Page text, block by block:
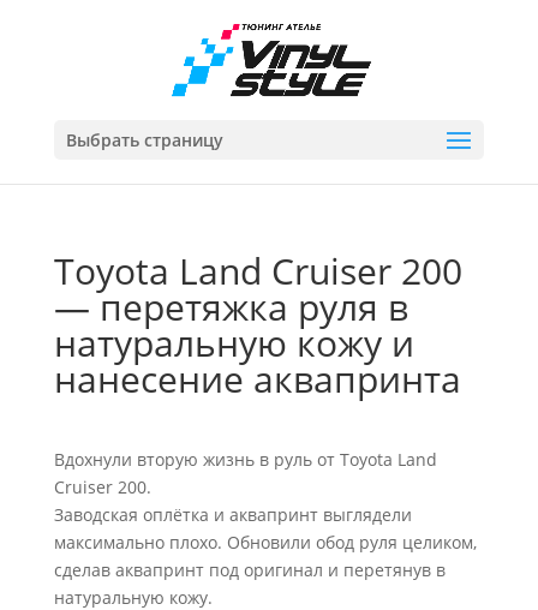
Выбрать страницу
Toyota Land Cruiser 200
— перетяжка руля в
натуральную кожу и
нанесение аквапринта
Вдохнули вторую жизнь в руль от Toyota Land
Cruiser 200.
Заводская оплётка и аквапринт выглядели
максимально плохо. Обновили обод руля целиком,
сделав аквапринт под оригинал и перетянув в
натуральную кожу.